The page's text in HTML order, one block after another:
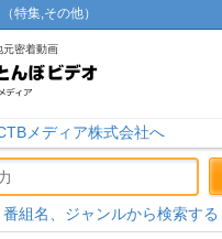
特集,その他）
密着動画
メディア株式会社へ
組名、ジャンルから検索する